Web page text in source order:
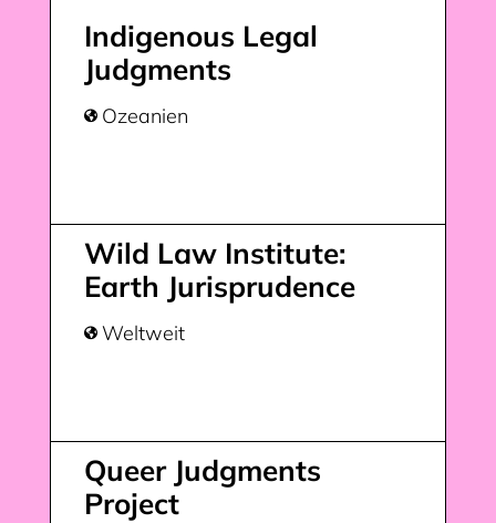
Queer Judgments
Project
Wild Law Institute:
Earth Jurisprudence
 Weltweit
Indigenous Legal
Judgments
 Ozeanien